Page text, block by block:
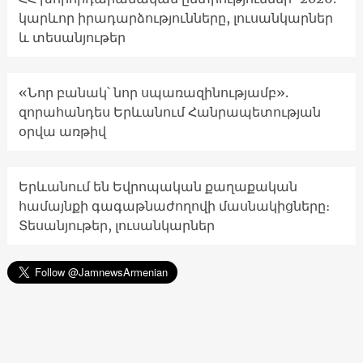
կարևոր իրադարձությունները, լուսանկարներ
և տեսանյութեր
«Նոր բանակ՝ նոր սպառազինությամբ».
զորահանդես Երևանում Հանրապետության
օրվա առթիվ
Երևանում են Եվրոպական քաղաքական
համայնքի գագաթնաժողովի մասնակիցները։
Տեսանյութեր, լուսանկարներ